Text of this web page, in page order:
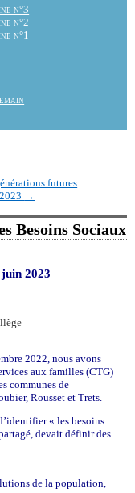
n°3
n°2
n°1
futures
→
Besoins Sociaux
2023
2022, nous avons
aux familles (CTG)
communes de
Rousset et Trets.
« les besoins
devait définir des
de la population,